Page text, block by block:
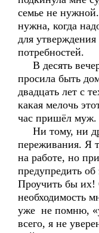
семье не
нужна, когда
для
потребностей.
В десять
просила быть
двадцать лет с
какая мелочь
час пришёл муж.
Ни тому, ни
переживания. Я
на работе, но
предупредить
Проучить бы их!
необходимость
уже не помню,
всего, я не